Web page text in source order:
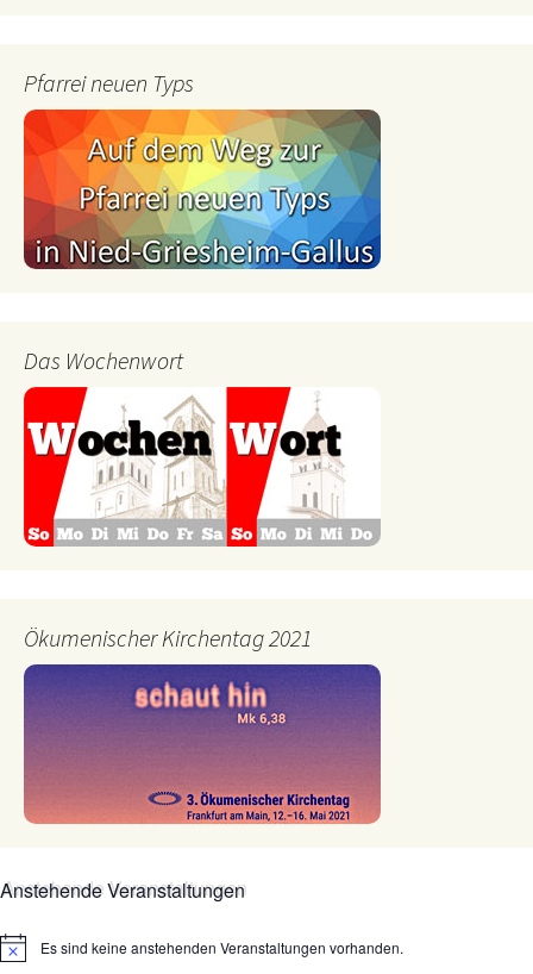
Pfarrei neuen Typs
Das Wochenwort
Ökumenischer Kirchentag 2021
Anstehende Veranstaltungen
HinweisEs sind keine anstehenden Veranstaltungen vorhanden.